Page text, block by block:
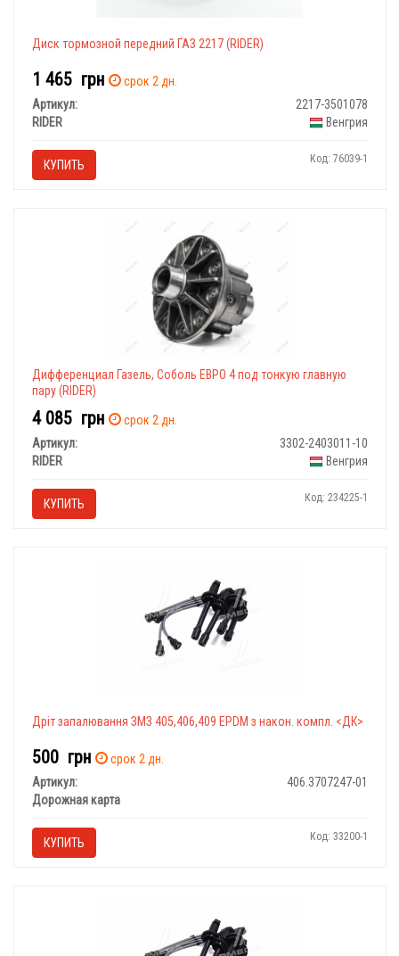
Диск тормозной передний ГАЗ 2217 (RIDER)
1 465 грн
срок 2 дн.
Артикул:
2217-3501078
RIDER
Венгрия
КУПИТЬ Код: 76039-1
Дифференциал Газель, Соболь ЕВРО 4 под тонкую главную
пару (RIDER)
4 085 грн
срок 2 дн.
Артикул:
3302-2403011-10
RIDER
Венгрия
КУПИТЬ Код: 234225-1
Дріт запалювання ЗМЗ 405,406,409 ЕPDM з након. компл. <ДК>
500 грн
срок 2 дн.
Артикул:
406.3707247-01
Дорожная карта
КУПИТЬ Код: 33200-1